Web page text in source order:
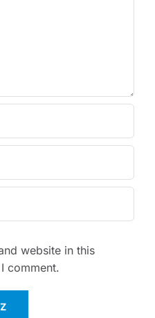
website in this
comment.